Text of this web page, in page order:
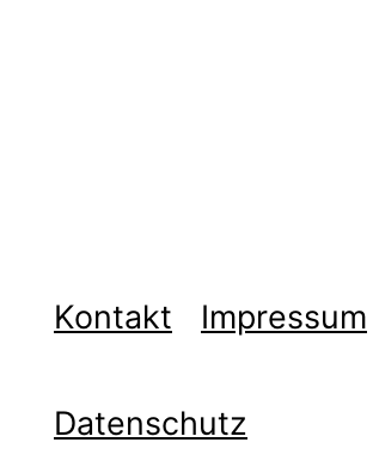
Kontakt Impressum
Datenschutz